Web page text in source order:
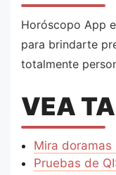
Horóscopo App
para brindarte
totalmente
VEA
Mira doramas
Pruebas de